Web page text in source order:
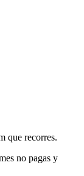
que recorres.
no pagas y